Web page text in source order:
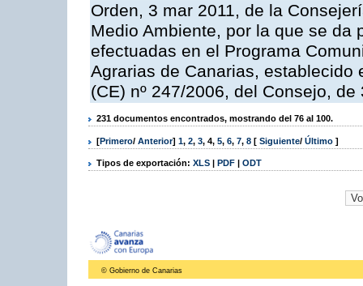
Orden, 3 mar 2011, de la
Medio Ambiente, por la que se da
efectuadas en el Programa
Agrarias de Canarias,
(CE) nº 247/2006, del Consejo,
231 documentos encontrados, mostrando del 76 al 100.
[Primero/ Anterior] 1, 2, 3, 4, 5, 6, 7, 8 [ Siguiente/ Último ]
Tipos de exportación: XLS | PDF | ODT
© Gobierno de Canarias